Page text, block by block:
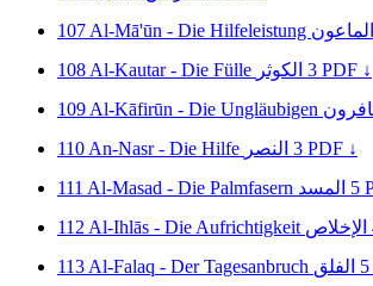
107 Al-Mā'ūn - Die Hilfeleistung الماعون
108 Al-Kautar - Die Fülle الكوثر 3 PDF ↓
109 Al-Kāfirūn - Die Ungläubigen
110 An-Nasr - Die Hilfe النصر 3 PDF ↓
111 Al-Masad - Die Palmfasern المسد 5
112 Al-Ihlās - Die Aufrichtigkeit الإخلاص
113 Al-Falaq - Der Tagesanbruch الفلق 5